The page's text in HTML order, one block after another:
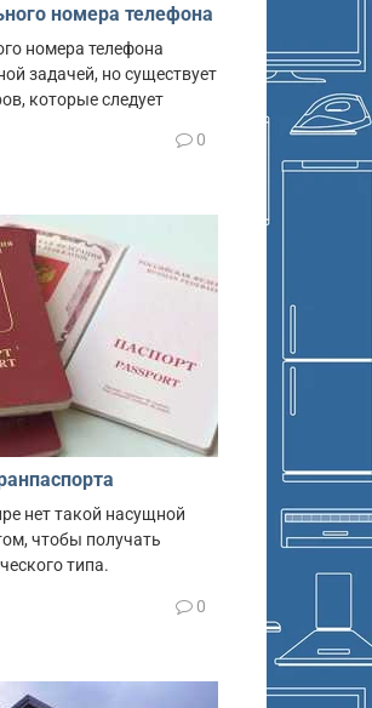
номера телефона
номера телефона
задачей, но существует
которые следует
0
нет такой насущной
чтобы получать
типа.
0